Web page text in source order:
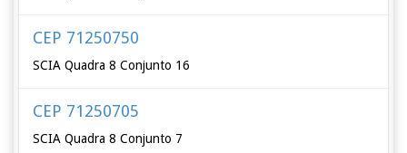
CEP 71250750
SCIA Quadra 8 Conjunto 16
CEP 71250705
SCIA Quadra 8 Conjunto 7